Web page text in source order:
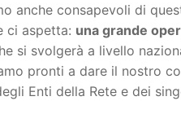
anche consapevoli di
ci aspetta: una grande
si svolgerà a livello
pronti a dare il nostro
Enti della Rete e dei